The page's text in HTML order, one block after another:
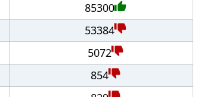
85300
53384
5072
854